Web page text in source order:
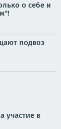
о себе и
подвоз
участие в